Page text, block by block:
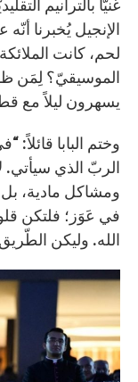
غنيّاً بالترانيم
الإنجيل يُخبرنا
لحم، كانت
الموسيقيّ؟ لِمَن
يسهرون ليلاً مع
وختم البابا
الربّ الذي سيأتي.
ومشاكل مادية،
في عَوَز؛ فلتكن
الله. وليكن الطّريق